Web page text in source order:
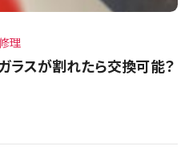
理
ラスが割れたら交換可能？